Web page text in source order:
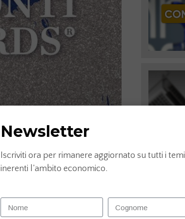
Newsletter
Iscriviti ora per rimanere aggiornato su tutti i temi
inerenti l’ambito economico.